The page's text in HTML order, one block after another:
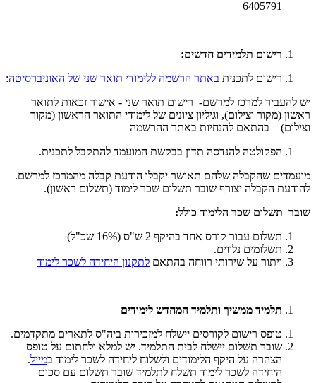
6405791
רישום תלמידים חדשים:
רישום לתכנית באתר הרשמה ללימודי תואר שני של האוניברסיטה:
יש להעביר למרכז למרשם- רישום תואר שני - אישור זכאות לתואר
ראשון (מקור וצילום), וגיליון ציונים של לימודי התואר הראשון (מקור
וצילום) – בהתאם להנחיות באתר ההרשמה
הפקולטה להנדסה תדון בבקשת המועמד להתקבל לתכנית.
מועמדים שהקבלה שלהם תאושר יקבלו הודעת קבלה מהמרכז למרשם.
להודעת הקבלה יצורף שובר תשלום שכר לימוד (תשלום ראשון).
שובר תשלום שכר הלימוד כולל:
תשלום עבור קורס אחד בהיקף 2 ש"ס (16% שכ"ל)
תשלומים נלווים.
ויתור על שירותי רווחה בהתאם לתקנון היחידה לשכר לימוד
תלמיד ממשיך ותלמיד המחדש לימודים
טופס רישום לקורסים יישלח למזכירות ביה"ס לתארים מתקדמים.
שובר תשלום יישלח לבית התלמיד. יש למלא ולחתום על טופס
הצהרה על היקף הלימודים ולשלוח ליחידה לשכר לימוד במייל.
היחידה לשכר לימוד תשלח לתלמיד שובר תשלום עם סכום